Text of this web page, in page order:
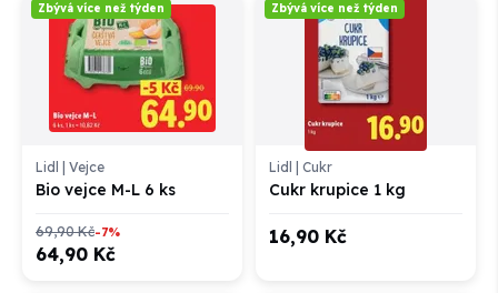
Zbývá více než týden
Lidl Vejce
Bio vejce M-L 6 ks
69,90 Kč-7%
64,90 Kč
Zbývá více než týden
Lidl Cukr
Cukr krupice 1 kg
16,90 Kč